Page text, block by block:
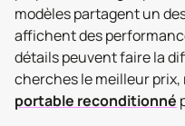
modèles partagent un
affichent des
détails peuvent faire la
cherches le meilleur prix,
portable reconditionné